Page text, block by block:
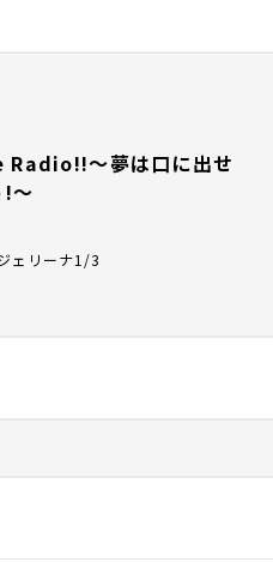
Radio!!～夢は口に出せ
!～
ェリーナ1/3